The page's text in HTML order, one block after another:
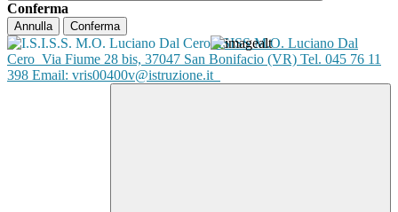
Conferma
Annulla Conferma
ISISS M.O. Luciano Dal
Cero Via Fiume 28 bis, 37047 San Bonifacio (VR) Tel. 045 76 11
398 Email: vris00400v@istruzione.it